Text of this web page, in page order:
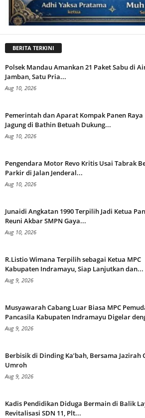
BERITA TERKINI
Polsek Mandau Amankan 21 Paket Sabu di
Jamban, Satu Pria...
Aug 10, 2026
Pemerintah dan Aparat Kompak Panen Raya
Jagung di Bathin Betuah Dukung...
Aug 10, 2026
Pengendara Motor Revo Kritis Usai Tabrak
Parkir di Jalan Jenderal...
Aug 10, 2026
Junaidi Angkatan 1990 Terpilih Jadi Ketua
Reuni Akbar SMPN Gaya...
Aug 10, 2026
R.Listio Wimana Terpilih sebagai Ketua MPC
Kabupaten Indramayu, Siap Lanjutkan dan...
Aug 9, 2026
Musyawarah Cabang Luar Biasa MPC
Pancasila Kabupaten Indramayu Digelar
Aug 9, 2026
Berbisik di Dinding Ka’bah, Bersama Jazirah
Umroh
Aug 9, 2026
Kadis Pendidikan Diduga Bermain di Balik
Revitalisasi SDN 11, Plt...